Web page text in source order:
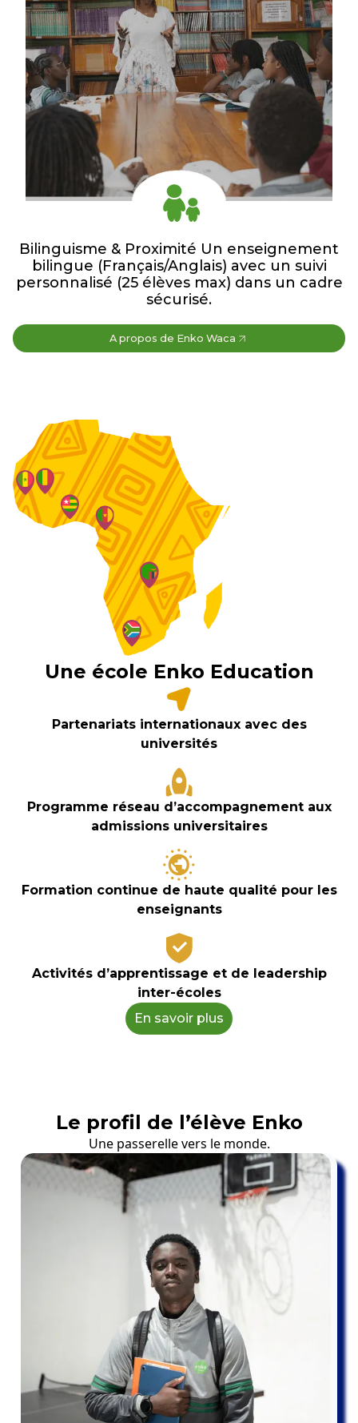
Bilinguisme & Proximité Un enseignement
bilingue (Français/Anglais) avec un suivi
personnalisé (25 élèves max) dans un cadre
sécurisé.
A propos de Enko Waca
Une école Enko Education
Partenariats internationaux avec des
universités
Programme réseau d’accompagnement aux
admissions universitaires
Formation continue de haute qualité pour les
enseignants
Activités d’apprentissage et de leadership
inter-écoles
En savoir plus
Le profil de l’élève Enko
Une passerelle vers le monde.